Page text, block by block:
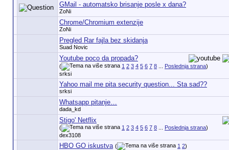
GMail - automatsko brisanje posle x dana?
ZoNi
Chrome/Chromium extenzije
ZoNi
Pregled Rar fajla bez skidanja
Suad Novic
Youtube poco da propada?
( 1 2 3 4 5 6 7 8... Poslednja strana)
srksi
Yahoo mail me pita security question... Sta sad??
srksi
Whatsapp pitanje…
dada_kd
Stigo' Netflix
( 1 2 3 4 5 6 7 8... Poslednja strana)
dex3108
HBO GO iskustva ( 1 2)